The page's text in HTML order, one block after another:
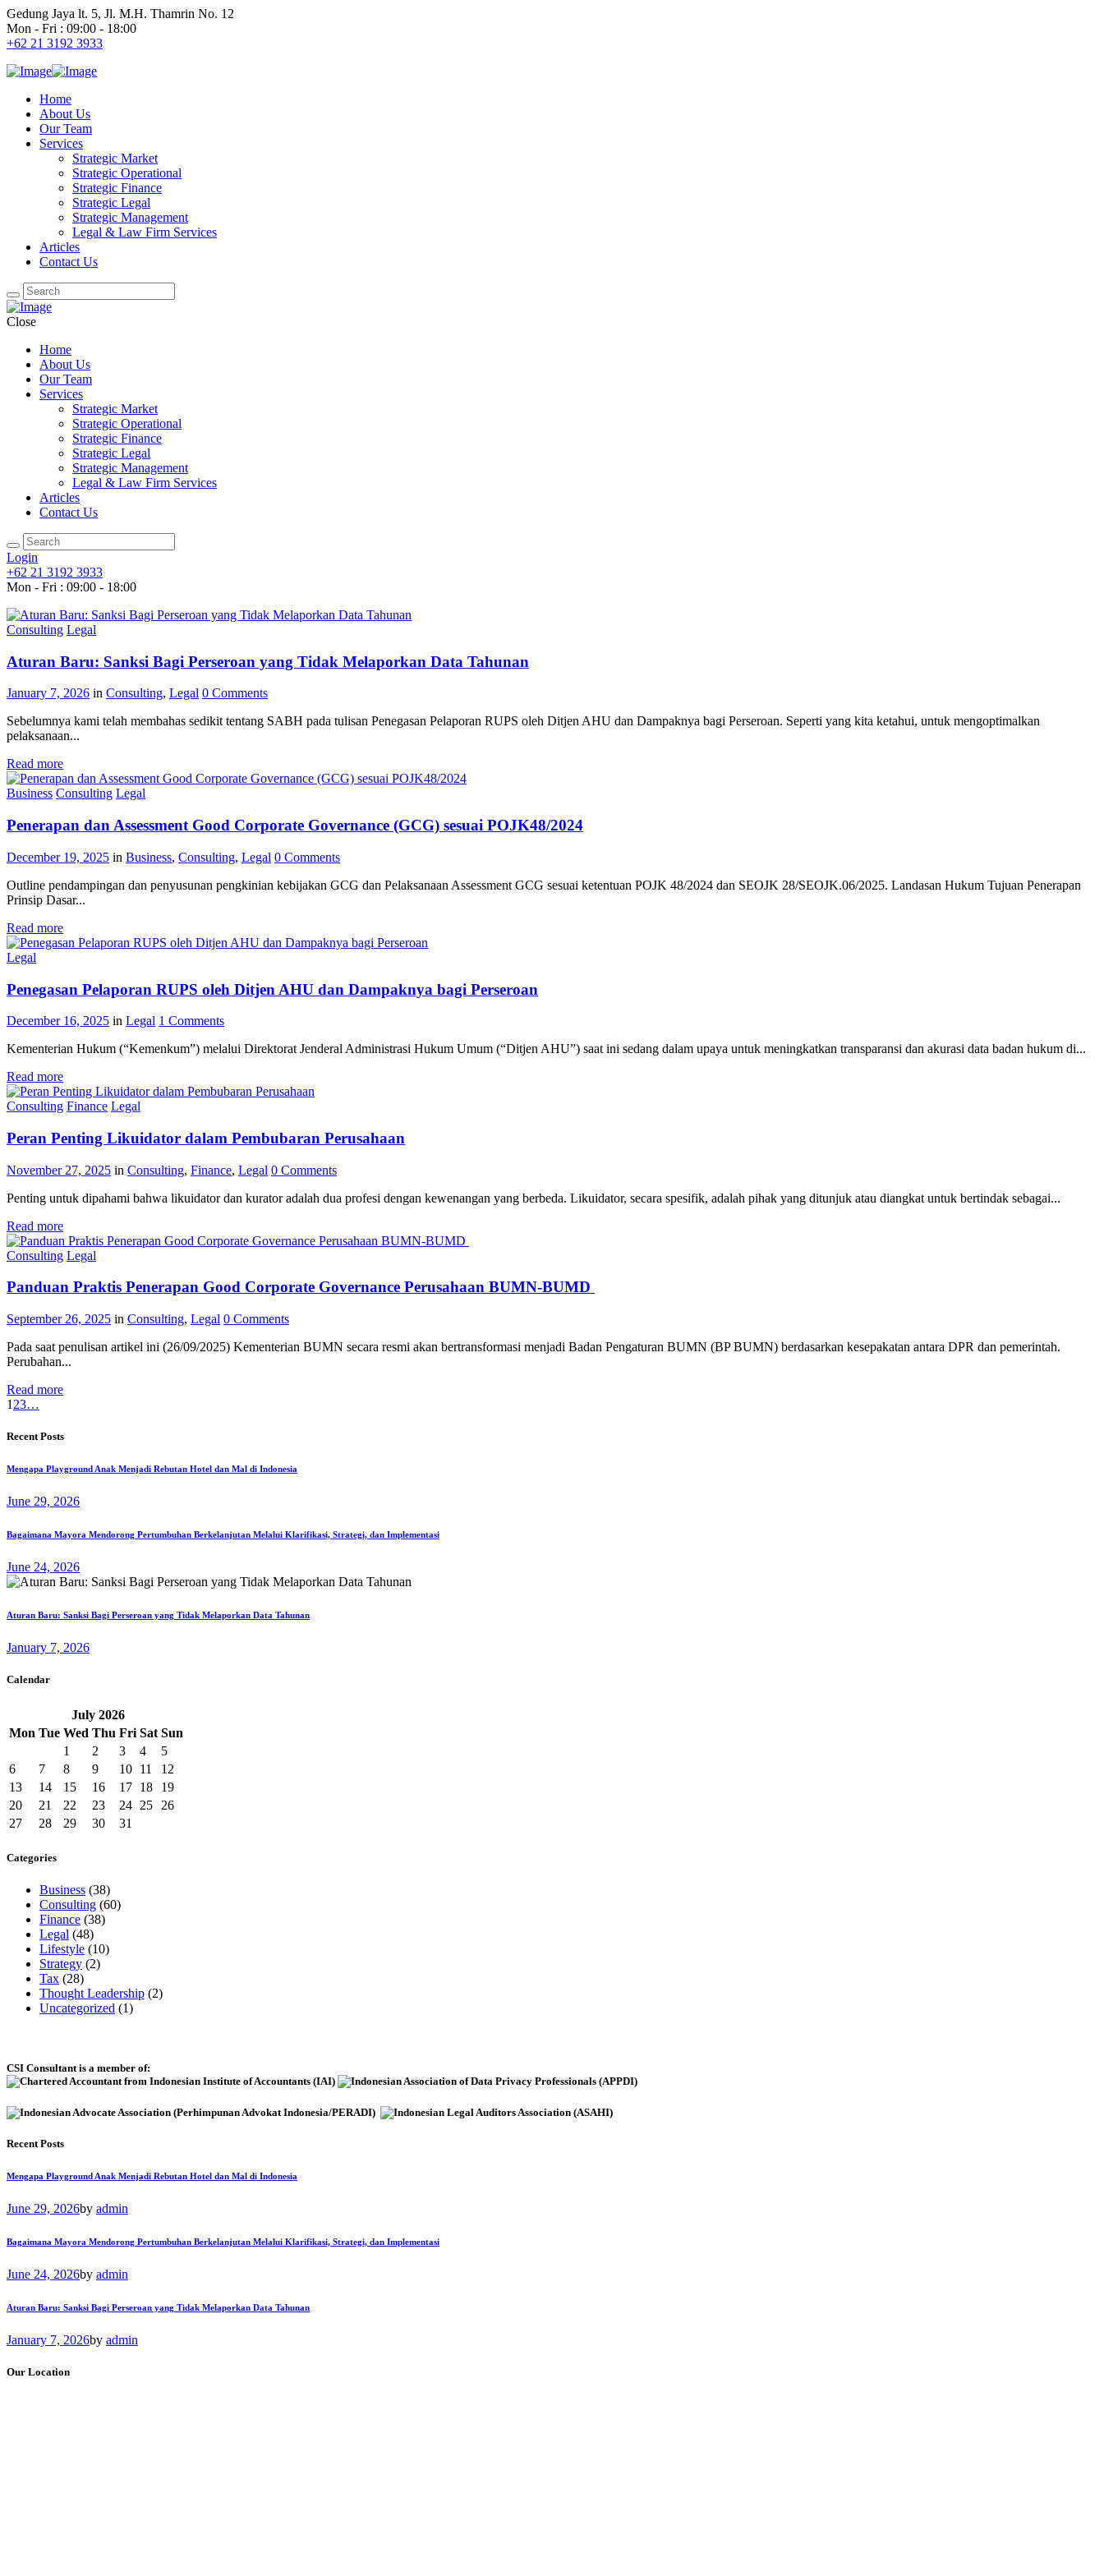
Gedung Jaya lt. 5, Jl. M.H. Thamrin No. 12
Mon - Fri : 09:00 - 18:00
+62 21 3192 3933
Home
About Us
Our Team
Services
Strategic Market
Strategic Operational
Strategic Finance
Strategic Legal
Strategic Management
Legal & Law Firm Services
Articles
Contact Us
Close
Home
About Us
Our Team
Services
Strategic Market
Strategic Operational
Strategic Finance
Strategic Legal
Strategic Management
Legal & Law Firm Services
Articles
Contact Us
Login
+62 21 3192 3933
Mon - Fri : 09:00 - 18:00
Consulting Legal
Aturan Baru: Sanksi Bagi Perseroan yang Tidak Melaporkan Data Tahunan
January 7, 2026 in Consulting, Legal 0 Comments
Sebelumnya kami telah membahas sedikit tentang SABH pada tulisan Penegasan Pelaporan RUPS oleh Ditjen AHU dan Dampaknya bagi Perseroan. Seperti yang kita ketahui, untuk mengoptimalkan
pelaksanaan...
Read more
Business Consulting Legal
Penerapan dan Assessment Good Corporate Governance (GCG) sesuai POJK48/2024
December 19, 2025 in Business, Consulting, Legal 0 Comments
Outline pendampingan dan penyusunan pengkinian kebijakan GCG dan Pelaksanaan Assessment GCG sesuai ketentuan POJK 48/2024 dan SEOJK 28/SEOJK.06/2025. Landasan Hukum Tujuan Penerapan
Prinsip Dasar...
Read more
Legal
Penegasan Pelaporan RUPS oleh Ditjen AHU dan Dampaknya bagi Perseroan
December 16, 2025 in Legal 1 Comments
Kementerian Hukum (“Kemenkum”) melalui Direktorat Jenderal Administrasi Hukum Umum (“Ditjen AHU”) saat ini sedang dalam upaya untuk meningkatkan transparansi dan akurasi data badan hukum di...
Read more
Consulting Finance Legal
Peran Penting Likuidator dalam Pembubaran Perusahaan
November 27, 2025 in Consulting, Finance, Legal 0 Comments
Penting untuk dipahami bahwa likuidator dan kurator adalah dua profesi dengan kewenangan yang berbeda. Likuidator, secara spesifik, adalah pihak yang ditunjuk atau diangkat untuk bertindak sebagai...
Read more
Consulting Legal
Panduan Praktis Penerapan Good Corporate Governance Perusahaan BUMN-BUMD
September 26, 2025 in Consulting, Legal 0 Comments
Pada saat penulisan artikel ini (26/09/2025) Kementerian BUMN secara resmi akan bertransformasi menjadi Badan Pengaturan BUMN (BP BUMN) berdasarkan kesepakatan antara DPR dan pemerintah.
Perubahan...
Read more
1 23…
Recent Posts
Mengapa Playground Anak Menjadi Rebutan Hotel dan Mal di Indonesia
June 29, 2026
Bagaimana Mayora Mendorong Pertumbuhan Berkelanjutan Melalui Klarifikasi, Strategi, dan Implementasi
June 24, 2026
Aturan Baru: Sanksi Bagi Perseroan yang Tidak Melaporkan Data Tahunan
January 7, 2026
Calendar
July 2026
Mon Tue Wed Thu Fri Sat Sun
1
2 3 4
5
6
7 8 9 10 11
12
13
14 15 16 17 18
19
20
21 22 23 24 25
26
27
28 29 30 31
Categories
Business (38)
Consulting (60)
Finance (38)
Legal (48)
Lifestyle (10)
Strategy (2)
Tax (28)
Thought Leadership (2)
Uncategorized (1)
CSI Consultant is a member of:
Recent Posts
Mengapa Playground Anak Menjadi Rebutan Hotel dan Mal di Indonesia
June 29, 2026by admin
Bagaimana Mayora Mendorong Pertumbuhan Berkelanjutan Melalui Klarifikasi, Strategi, dan Implementasi
June 24, 2026by admin
Aturan Baru: Sanksi Bagi Perseroan yang Tidak Melaporkan Data Tahunan
January 7, 2026by admin
Our Location